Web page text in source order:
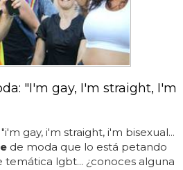
"I'm gay, I'm straight, I'm
gay, i'm straight, i'm bisexual...
de moda que lo está petando
lgbt... ¿conoces alguna